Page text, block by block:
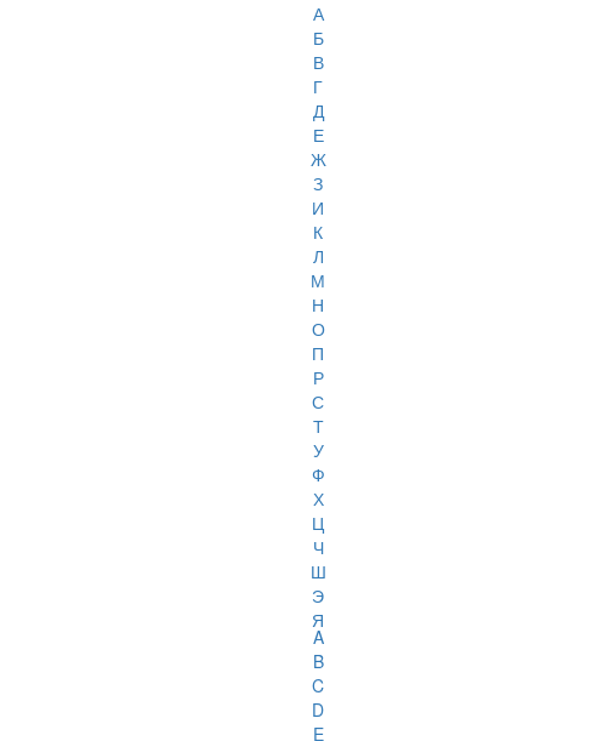
А
Б
В
Г
Д
Е
Ж
З
И
К
Л
М
Н
О
П
Р
С
Т
У
Ф
Х
Ц
Ч
Ш
Э
Я
A
B
C
D
E